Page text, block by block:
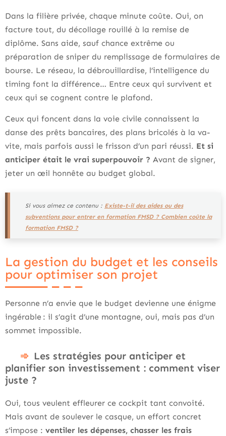
Dans la filière privée, chaque minute coûte. Oui, on
facture tout, du décollage rouillé à la remise de
diplôme. Sans aide, sauf chance extrême ou
préparation de sniper du remplissage de formulaires de
bourse. Le réseau, la débrouillardise, l’intelligence du
timing font la différence… Entre ceux qui survivent et
ceux qui se cognent contre le plafond.
Ceux qui foncent dans la voie civile connaissent la
danse des prêts bancaires, des plans bricolés à la va-
vite, mais parfois aussi le frisson d’un pari réussi. Et si
anticiper était le vrai superpouvoir ? Avant de signer,
jeter un œil honnête au budget global.
Si vous aimez ce contenu : Existe-t-il des aides ou des
subventions pour entrer en formation FMSD ? Combien coûte la
formation FMSD ?
La gestion du budget et les conseils
pour optimiser son projet
Personne n’a envie que le budget devienne une énigme
ingérable : il s’agit d’une montagne, oui, mais pas d’un
sommet impossible.
Les stratégies pour anticiper et
planifier son investissement : comment viser
juste ?
Oui, tous veulent effleurer ce cockpit tant convoité.
Mais avant de soulever le casque, un effort concret
s’impose : ventiler les dépenses, chasser les frais